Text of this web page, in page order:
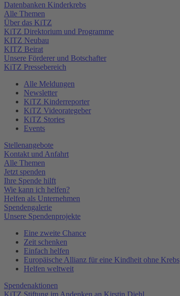
Datenbanken Kinderkrebs
Alle Themen
Über das KiTZ
KiTZ Direktorium und Programme
KITZ Neubau
KITZ Beirat
Unsere Förderer und Botschafter
KiTZ Pressebereich
Alle Meldungen
Newsletter
KiTZ Kinderreporter
KiTZ Videorategeber
KiTZ Stories
Events
Stellenangebote
Kontakt und Anfahrt
Alle Themen
Jetzt spenden
Ihre Spende hilft
Wie kann ich helfen?
Helfen als Unternehmen
Spendengalerie
Unsere Spendenprojekte
Eine zweite Chance
Zeit schenken
Einfach helfen
Europäische Allianz für eine Kindheit ohne Krebs
Helfen weltweit
Spendenaktionen
KiTZ Stiftung im Andenken an Kirstin Diehl